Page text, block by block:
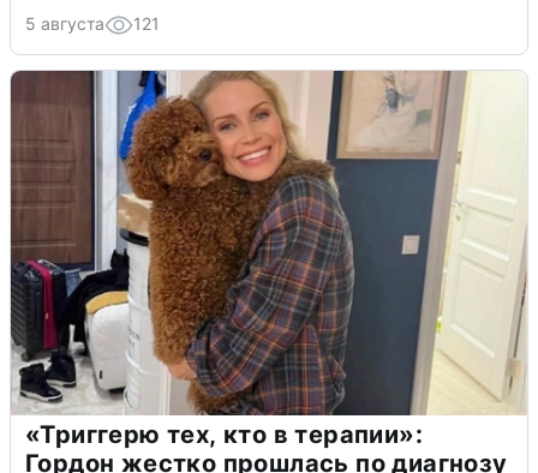
5 августа 121
«Триггерю тех, кто в терапии»:
Гордон жестко прошлась по диагнозу